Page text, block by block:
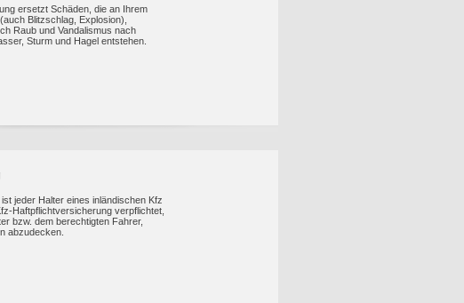
ersetzt Schäden, die an Ihrem
Blitzschlag, Explosion),
Raub und Vandalismus nach
Sturm und Hagel entstehen.
jeder Halter eines inländischen Kfz
Haftpflichtversicherung verpflichtet,
bzw. dem berechtigten Fahrer,
abzudecken.